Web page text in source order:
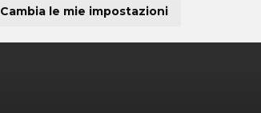
Cambia le mie impostazioni